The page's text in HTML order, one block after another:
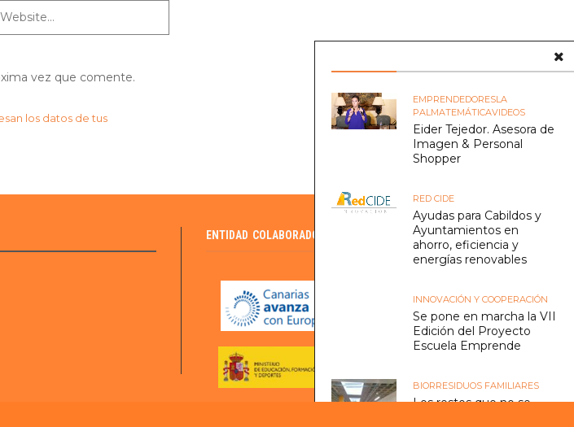
vez que comente.
los datos de tus
EMPRENDEDORESLA
PALMATEMÁTICAVIDEOS
Eider Tejedor. Asesora de
Imagen & Personal
Shopper
RED CIDE
Ayudas para Cabildos y
Ayuntamientos en
ahorro, eficiencia y
energías renovables
INNOVACIÓN Y COOPERACIÓN
Se pone en marcha la VII
Edición del Proyecto
Escuela Emprende
BIORRESIDUOS FAMILIARES
Los restos que no se
ENTIDAD COLABORADORA DEL SCE